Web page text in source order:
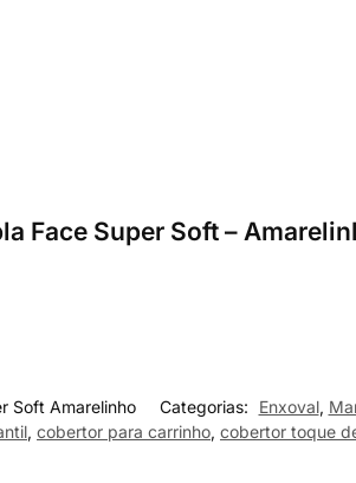
Face Super Soft –
Soft Amarelinho Categorias: Enxoval,
, cobertor para carrinho, cobertor toque